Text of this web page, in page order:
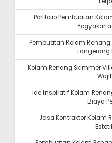
Portfolio Pembuatan
Pembuatan Kolam
Tangerang
Kolam Renang Skimmer
Ide Inspiratif Kolam
Biaya
Jasa Kontraktor Kolam